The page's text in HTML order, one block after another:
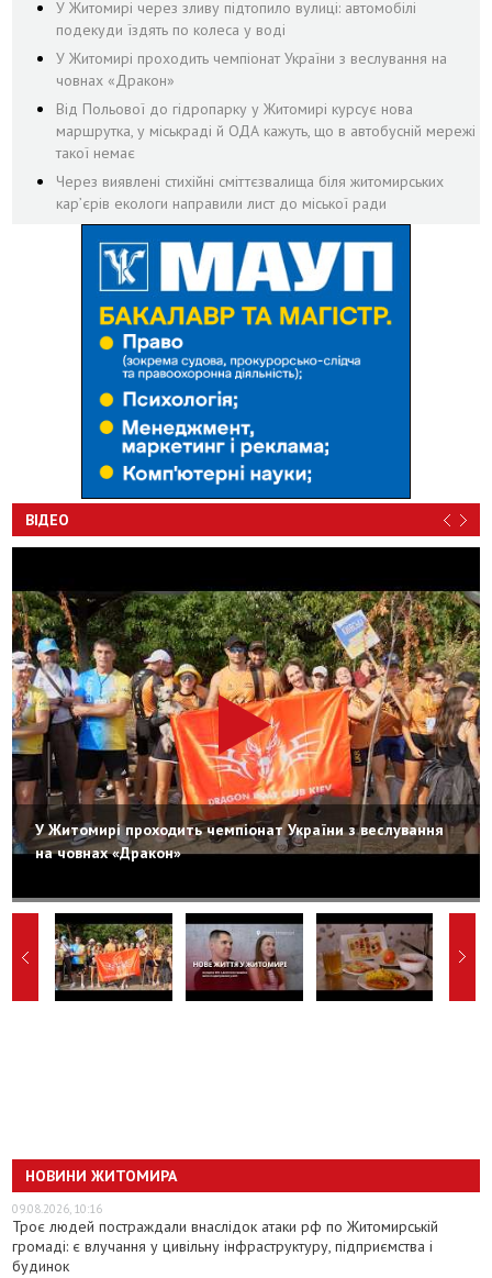
У Житомирі через зливу підтопило вулиці: автомобілі
подекуди їздять по колеса у воді
У Житомирі проходить чемпіонат України з веслування на
човнах «Дракон»
Від Польової до гідропарку у Житомирі курсує нова
маршрутка, у міськраді й ОДА кажуть, що в автобусній мережі
такої немає
Через виявлені стихійні сміттєзвалища біля житомирських
кар’єрів екологи направили лист до міської ради
ВІДЕО
У Житомирі проходить чемпіонат України з веслування
на човнах «Дракон»
НОВИНИ ЖИТОМИРА
09.08.2026, 10:16
Троє людей постраждали внаслідок атаки рф по Житомирській
громаді: є влучання у цивільну інфраструктуру, підприємства і
будинок